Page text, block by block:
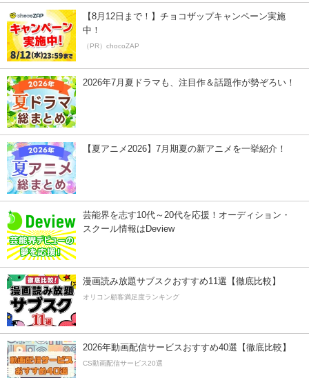
【8月12日まで！】チョコザップキャンペーン実施
中！
（PR）chocoZAP
2026年7月夏ドラマも、注目作＆話題作が勢ぞろい！
【夏アニメ2026】7月期夏の新アニメを一挙紹介！
芸能界を志す10代～20代を応援！オーディション・
スクール情報はDeview
漫画読み放題サブスクおすすめ11選【徹底比較】
オリコン顧客満足度ランキング
2026年動画配信サービスおすすめ40選【徹底比較】
CS動画配信サービス20選